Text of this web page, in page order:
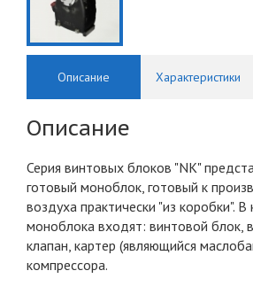
Описание Характеристики
Описание
Серия винтовых блоков "NK"
готовый моноблок, готовый к
воздуха практически "из коробки".
моноблока входят: винтовой блок,
клапан, картер (являющийся
компрессора.